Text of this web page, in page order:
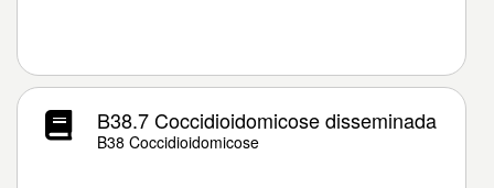
B38.7 Coccidioidomicose disseminada
B38 Coccidioidomicose